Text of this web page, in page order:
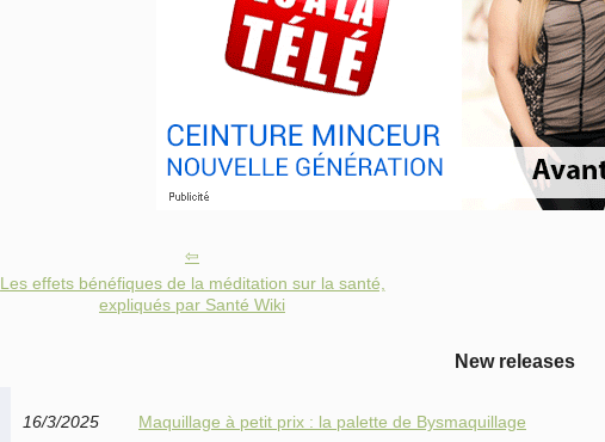
Les effets bénéfiques de la méditation sur la santé,
expliqués par Santé Wiki
New releases
16/3/2025 Maquillage à petit prix : la palette de Bysmaquillage